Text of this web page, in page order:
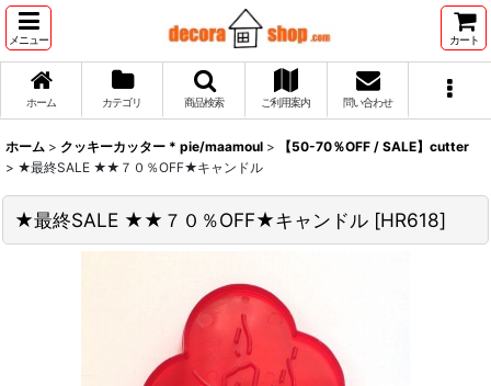
メニュー カート
ホーム カテゴリ 商品検索 ご利用案内 問い合わせ
ホーム > クッキーカッター * pie/maamoul >
【50-70％OFF / SALE】cutter
> ★最終SALE ★★７０％OFF★キャンドル
★最終SALE ★★７０％OFF★キャンドル [HR618]